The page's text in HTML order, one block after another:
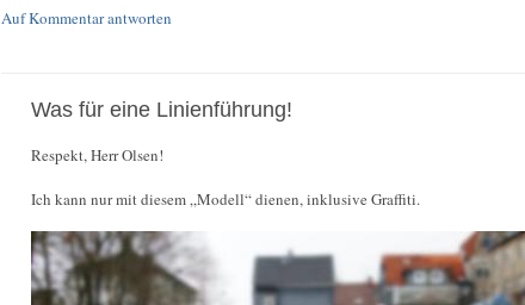
Auf Kommentar antworten
Was für eine Linienführung!
Respekt, Herr Olsen!
Ich kann nur mit diesem „Modell“ dienen, inklusive Graffiti.